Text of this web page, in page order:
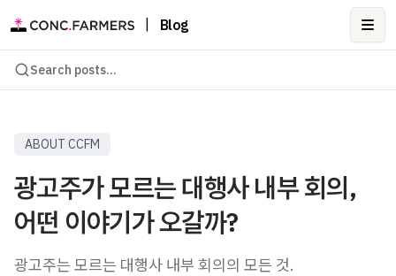
Blog
Search posts...
ABOUT CCFM
광고주가 모르는 대행사 내부 회의,
어떤 이야기가 오갈까?
광고주는 모르는 대행사 내부 회의의 모든 것.